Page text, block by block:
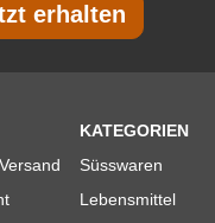
erhalten
KATEGORIEN
Süsswaren
Lebensmittel